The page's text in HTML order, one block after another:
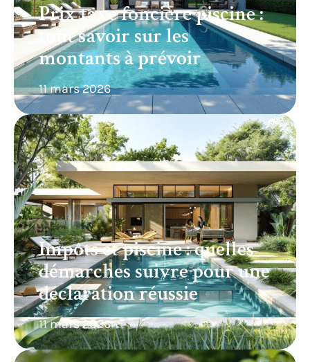
Prix taxe foncière piscine :
tout savoir sur les
montants à prévoir
11 mars 2026
Impôts et piscine : quelles
démarches suivre pour une
déclaration réussie
11 mars 2026